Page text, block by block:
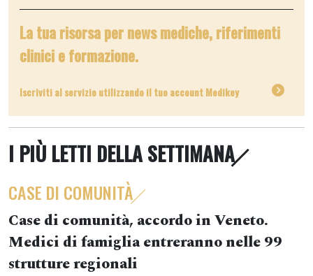
La tua risorsa per news mediche, riferimenti
clinici e formazione.
Iscriviti al servizio utilizzando il tuo account Medikey
I PIÙ LETTI DELLA SETTIMANA
CASE DI COMUNITÀ
Case di comunità, accordo in Veneto.
Medici di famiglia entreranno nelle 99
strutture regionali